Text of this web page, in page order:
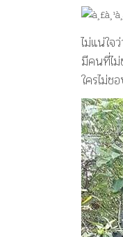
ไม่แน่ใ
มีคนที่ไม่
ใครไม่